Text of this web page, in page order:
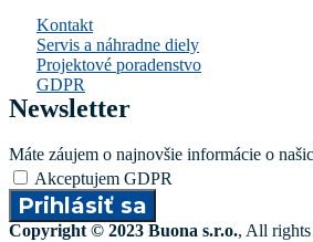
Kontakt
Servis a náhradne diely
Projektové poradenstvo
GDPR
Newsletter
Máte záujem o najnovšie informácie o
Akceptujem GDPR
Prihlásiť sa
Copyright © 2023 Buona s.r.o., All rights